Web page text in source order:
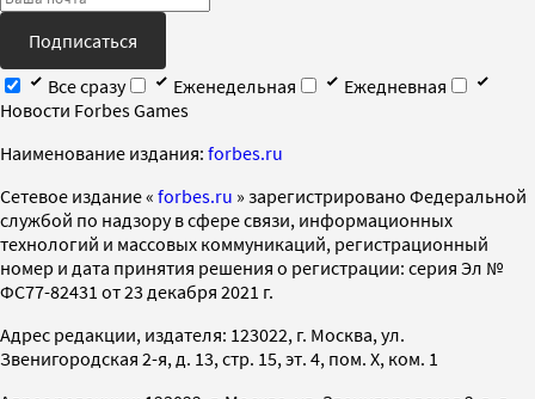
Подписаться
Все сразу
Еженедельная
Ежедневная
Новости Forbes Games
Наименование издания: forbes.ru
Cетевое издание « forbes.ru » зарегистрировано Федеральной
службой по надзору в сфере связи, информационных
технологий и массовых коммуникаций, регистрационный
номер и дата принятия решения о регистрации: серия Эл №
ФС77-82431 от 23 декабря 2021 г.
Адрес редакции, издателя: 123022, г. Москва, ул.
Звенигородская 2-я, д. 13, стр. 15, эт. 4, пом. X, ком. 1